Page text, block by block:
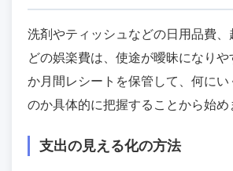
洗剤やティッシュなどの日用品費
どの娯楽費は、使途が曖昧になりや
か月間レシートを保管して、何にい
のか具体的に把握することから始め
支出の見える化の方法